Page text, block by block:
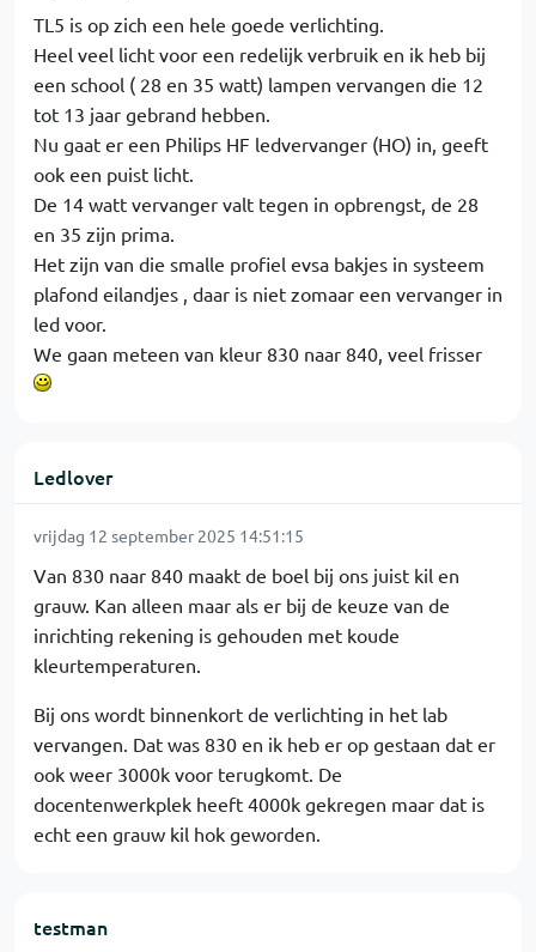
TL5 is op zich een hele goede verlichting.
Heel veel licht voor een redelijk verbruik en ik heb bij
een school ( 28 en 35 watt) lampen vervangen die 12
tot 13 jaar gebrand hebben.
Nu gaat er een Philips HF ledvervanger (HO) in, geeft
ook een puist licht.
De 14 watt vervanger valt tegen in opbrengst, de 28
en 35 zijn prima.
Het zijn van die smalle profiel evsa bakjes in systeem
plafond eilandjes , daar is niet zomaar een vervanger in
led voor.
We gaan meteen van kleur 830 naar 840, veel frisser
Ledlover
vrijdag 12 september 2025 14:51:15
Van 830 naar 840 maakt de boel bij ons juist kil en
grauw. Kan alleen maar als er bij de keuze van de
inrichting rekening is gehouden met koude
kleurtemperaturen.
Bij ons wordt binnenkort de verlichting in het lab
vervangen. Dat was 830 en ik heb er op gestaan dat er
ook weer 3000k voor terugkomt. De
docentenwerkplek heeft 4000k gekregen maar dat is
echt een grauw kil hok geworden.
testman